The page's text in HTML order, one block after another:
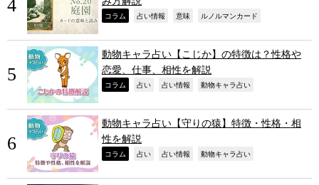
コラム 占い情報 意味 ルノルマンカード
動物キャラ占い【こじか】の特徴は？性格や
恋愛、仕事、相性を解説
コラム 占い 占い情報 動物キャラ占い
動物キャラ占い【守りの猿】特徴・性格・相
性を解説
コラム 占い 占い情報 動物キャラ占い